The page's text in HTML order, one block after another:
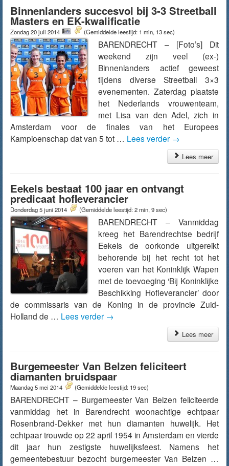
Binnenlanders succesvol bij 3-3 Streetball
Masters en EK-kwalificatie
Zondag 20 juli 2014 (Gemiddelde leestijd: 1 min, 13 sec)
BARENDRECHT – [Foto’s] Dit
weekend zijn veel (ex-)
Binnenlanders actief geweest
tijdens diverse Streetball 3×3
evenementen. Zaterdag plaatste
het Nederlands vrouwenteam,
met Lisa van den Adel, zich in
Amsterdam voor de finales van het Europees
Kampioenschap dat van 5 tot … Lees verder →
Lees meer
Eekels bestaat 100 jaar en ontvangt
predicaat hofleverancier
Donderdag 5 juni 2014 (Gemiddelde leestijd: 2 min, 9 sec)
BARENDRECHT – Vanmiddag
kreeg het Barendrechtse bedrijf
Eekels de oorkonde uitgereikt
behorende bij het recht tot het
voeren van het Koninklijk Wapen
met de toevoeging ‘Bij Koninklijke
Beschikking Hofleverancier’ door
de commissaris van de Koning in de provincie Zuid-
Holland de … Lees verder →
Lees meer
Burgemeester Van Belzen feliciteert
diamanten bruidspaar
Maandag 5 mei 2014 (Gemiddelde leestijd: 19 sec)
BARENDRECHT – Burgemeester Van Belzen feliciteerde
vanmiddag het in Barendrecht woonachtige echtpaar
Rosenbrand-Dekker met hun diamanten huwelijk. Het
echtpaar trouwde op 22 april 1954 in Amsterdam en vierde
dit jaar hun zestigste huwelijksfeest. Namens het
gemeentebestuur bezocht burgemeester Van Belzen …